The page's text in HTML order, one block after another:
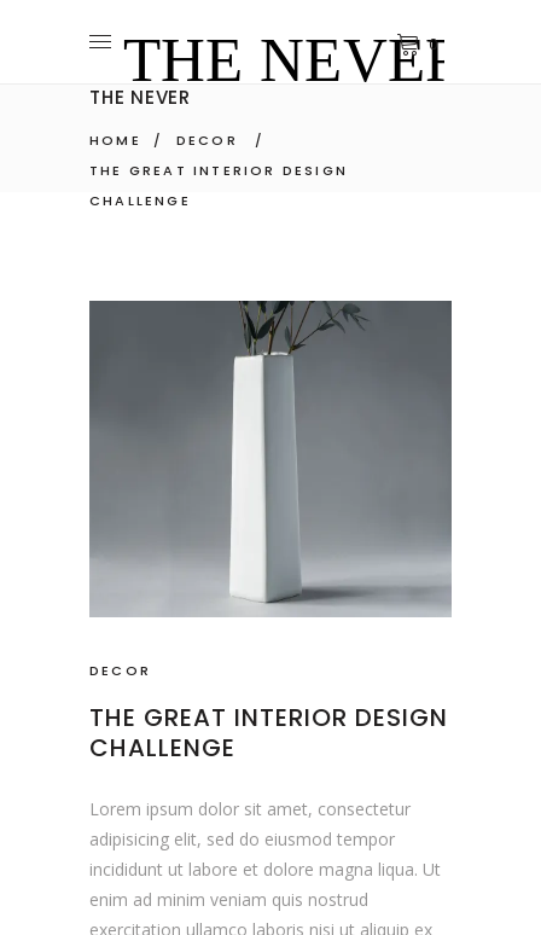
0
THE NEVER
HOME / DECOR
/
THE GREAT INTERIOR DESIGN
CHALLENGE
DECOR
THE GREAT INTERIOR DESIGN
CHALLENGE
Lorem ipsum dolor sit amet, consectetur
adipisicing elit, sed do eiusmod tempor
incididunt ut labore et dolore magna liqua. Ut
enim ad minim veniam quis nostrud
exercitation ullamco laboris nisi ut aliquip ex